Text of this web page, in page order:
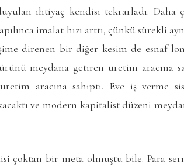
ihtiyaç kendisi tekrarladı. Daha
imalat hızı arttı, çünkü sürekli
direnen bir diğer kesim de esnaf
meydana getiren üretim aracına
aracına sahipti. Eve iş verme
ve modern kapitalist düzeni
çoktan bir meta olmuştu bile. Para